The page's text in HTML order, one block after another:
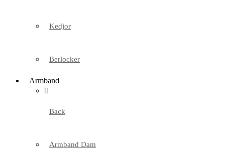
Kedjor
Berlocker
Armband
Back
Armband Dam